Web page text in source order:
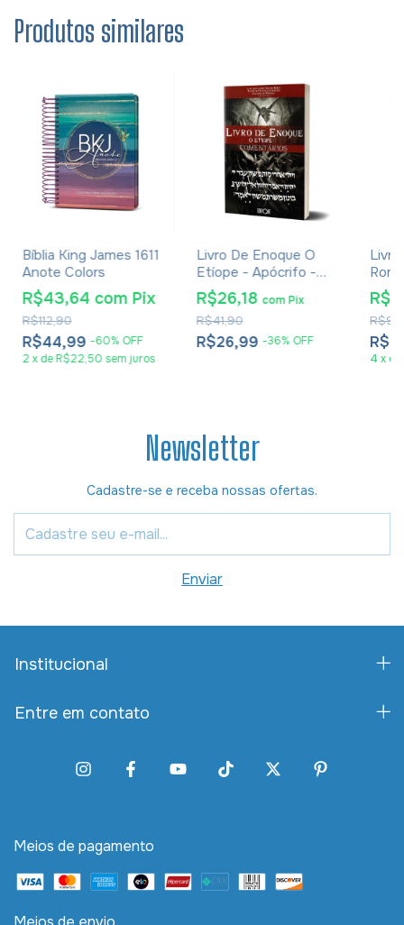
Produtos similares
Bíblia King James 1611
Anote Colors
R$44,99 -60% OFF
R$112,90
R$43,64 com Pix
2 xdeR$22,50 sem juros
Livro De Enoque O
Etíope - Apócrifo -
Luiz Alexandre Solano
Rossi
R$26,99 -36% OFF
R$41,90
R$26,18 com Pix
4 x de
Newsletter
Cadastre-se e receba nossas ofertas.
Institucional
Entre em contato
Meios de pagamento